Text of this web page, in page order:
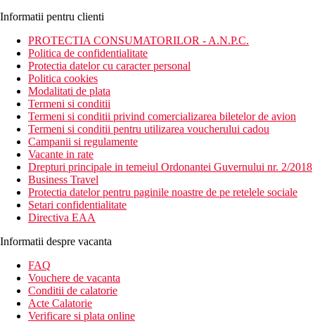
Informatii pentru clienti
PROTECTIA CONSUMATORILOR - A.N.P.C.
Politica de confidentialitate
Protectia datelor cu caracter personal
Politica cookies
Modalitati de plata
Termeni si conditii
Termeni si conditii privind comercializarea biletelor de avion
Termeni si conditii pentru utilizarea voucherului cadou
Campanii si regulamente
Vacante in rate
Drepturi principale in temeiul Ordonantei Guvernului nr. 2/2018
Business Travel
Protectia datelor pentru paginile noastre de pe retelele sociale
Setari confidentialitate
Directiva EAA
Informatii despre vacanta
FAQ
Vouchere de vacanta
Conditii de calatorie
Acte Calatorie
Verificare si plata online